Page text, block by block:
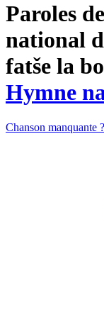
Paroles
national
fatše la
Hymne
Chanson manquante